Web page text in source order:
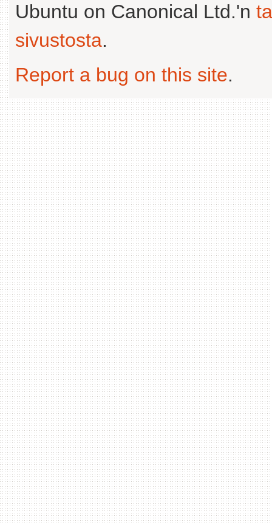
Ubuntu on Canonical Ltd.'n
sivustosta.
Report a bug on this site.